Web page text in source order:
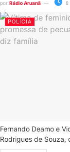
por Rádio Aruanã 8
POLÍCIA
Fernando Deamo e
Rodrigues de Souza,